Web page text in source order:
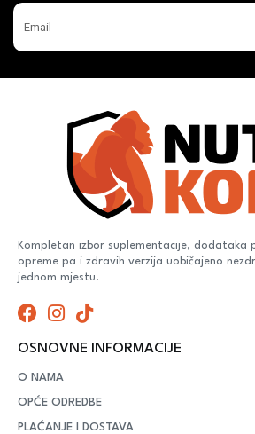
Kompletan izbor suplementacije, dodataka
opreme pa i zdravih verzija uobičajeno
jednom mjestu.
OSNOVNE INFORMACIJE
O NAMA
OPĆE ODREDBE
PLAĆANJE I DOSTAVA